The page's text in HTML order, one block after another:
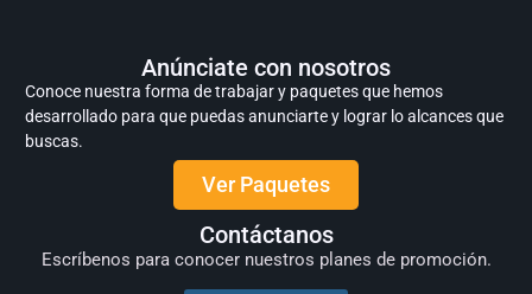
Anúnciate con nosotros
Conoce nuestra forma de trabajar y paquetes que hemos
desarrollado para que puedas anunciarte y lograr lo alcances que
buscas.
Ver Paquetes
Contáctanos
Escríbenos para conocer nuestros planes de promoción.